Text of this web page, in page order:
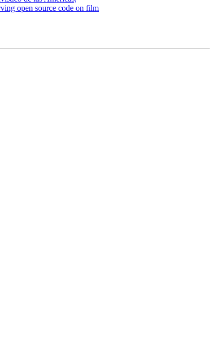
open source code on film